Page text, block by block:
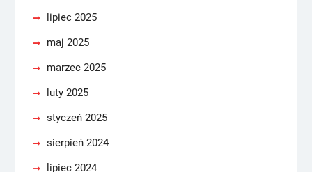
lipiec 2025
maj 2025
marzec 2025
luty 2025
styczeń 2025
sierpień 2024
lipiec 2024